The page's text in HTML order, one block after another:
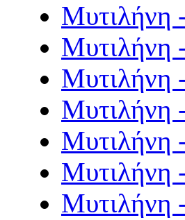
Μυτιλήνη
Μυτιλήνη
Μυτιλήνη
Μυτιλήνη
Μυτιλήνη
Μυτιλήνη
Μυτιλήνη